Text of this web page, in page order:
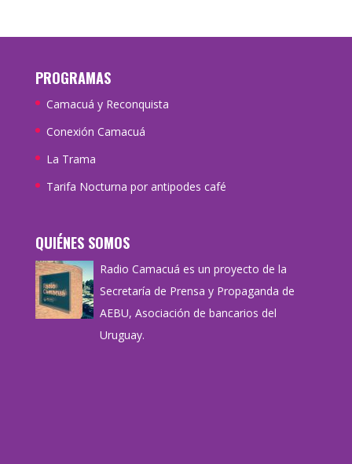
PROGRAMAS
Camacuá y Reconquista
Conexión Camacuá
La Trama
Tarifa Nocturna por antipodes café
QUIÉNES SOMOS
Radio Camacuá es un proyecto de la
Secretaría de Prensa y Propaganda de
AEBU, Asociación de bancarios del
Uruguay.